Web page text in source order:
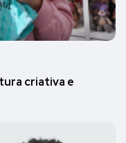
criativa e